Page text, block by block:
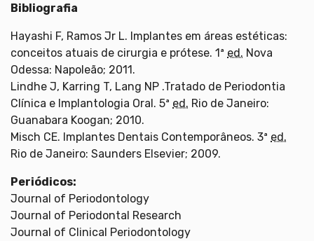
Bibliografia
Hayashi F, Ramos Jr L. Implantes em áreas estéticas:
conceitos atuais de cirurgia e prótese. 1ª ed. Nova
Odessa: Napoleão; 2011.
Lindhe J, Karring T, Lang NP .Tratado de Periodontia
Clínica e Implantologia Oral. 5ª ed. Rio de Janeiro:
Guanabara Koogan; 2010.
Misch CE. Implantes Dentais Contemporâneos. 3ª ed.
Rio de Janeiro: Saunders Elsevier; 2009.
Periódicos:
Journal of Periodontology
Journal of Periodontal Research
Journal of Clinical Periodontology